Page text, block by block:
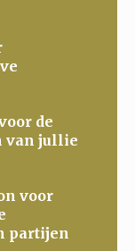
de
van jullie
voor
partijen